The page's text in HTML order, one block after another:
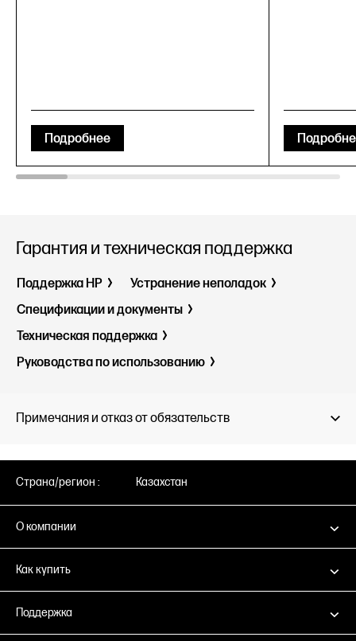
Подробнее
Гарантия и техническая поддержка
Поддержка HP
Устранение неполадок
Спецификации и документы
Техническая поддержка
Руководства по использованию
Примечания и отказ от обязательств
Страна/регион : Казахстан
О компании
Как купить
Поддержка